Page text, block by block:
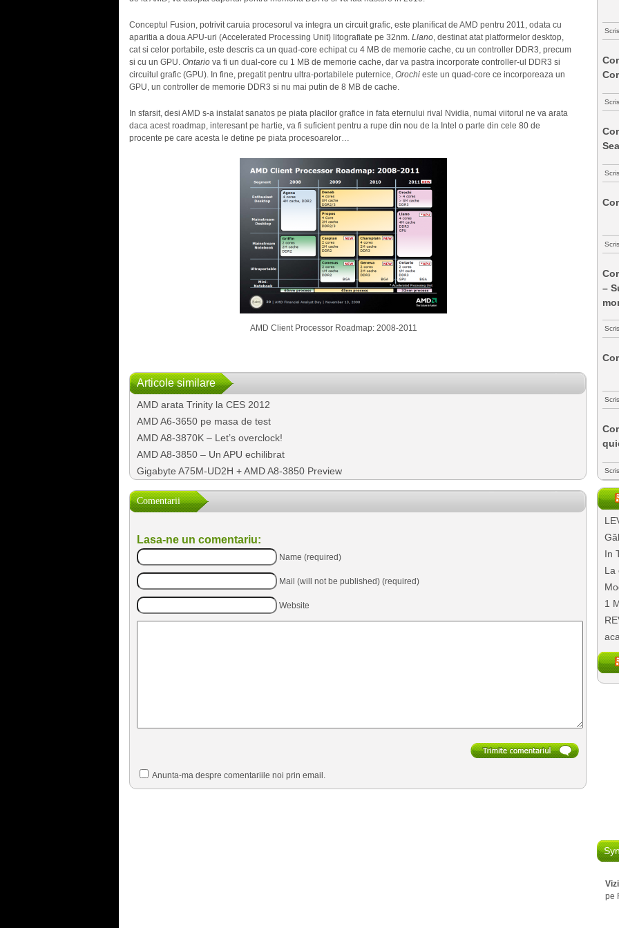
Conceptul Fusion, potrivit caruia procesorul va integra un circuit grafic, este planificat de AMD pentru 2011, odata cu
aparitia a doua APU-uri (Accelerated Processing Unit) litografiate pe 32nm. Llano, destinat atat platformelor desktop,
cat si celor portabile, este descris ca un quad-core echipat cu 4 MB de memorie cache, cu un controller DDR3, precum
si cu un GPU. Ontariova fi un dual-core cu 1 MB de memorie cache, dar va pastra incorporate controller-ul DDR3 si
circuitul grafic (GPU). In fine, pregatit pentru ultra-portabilele puternice, Orochi este un quad-core ce incorporeaza un
GPU, un controller de memorie DDR3 si nu mai putin de 8 MB de cache.
In sfarsit, desi AMD s-a instalat sanatos pe piata placilor grafice in fata eternului rival Nvidia, numai viitorul ne va arata
daca acest roadmap, interesant pe hartie, va fi suficient pentru a rupe din nou de la Intel o parte din cele 80 de
procente pe care acesta le detine pe piata procesoarelor…
AMD Client Processor Roadmap: 2008-2011
Articole similare
AMD arata Trinity la CES 2012
AMD A6-3650 pe masa de test
AMD A8-3870K – Let’s overclock!
AMD A8-3850 – Un APU echilibrat
Gigabyte A75M-UD2H + AMD A8-3850 Preview
Comentarii
Lasa-ne un comentariu:
Name (required)
Mail (will not be published) (required)
Website
Anunta-ma despre comentariile noi prin email.
–
In
La
1
pe